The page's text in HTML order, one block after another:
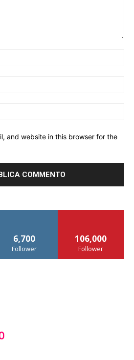
and website in this browser for the
6,700
Follower
106,000
Follower